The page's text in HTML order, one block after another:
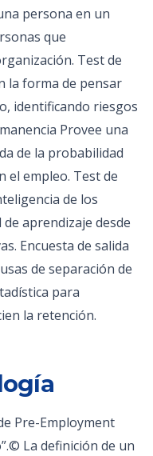
persona en un
que
Test de
la forma de pensar
identificando riesgos
Provee una
de la probabilidad
el empleo. Test de
de los
aprendizaje desde
Encuesta de salida
de separación de
para
la retención.
Pre-Employment
La definición de un